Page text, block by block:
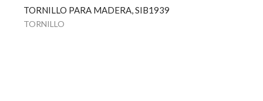
TORNILLO PARA MADERA, SIB1939
TORNILLO